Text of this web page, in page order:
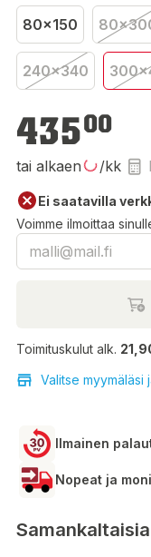
80x150
240x340
43500
tai alkaen /kk
Ei saatavilla
Voimme ilmoittaa
Toimituskulut alk.
Valitse myymäläsi
Ilmainen
Nopeat ja